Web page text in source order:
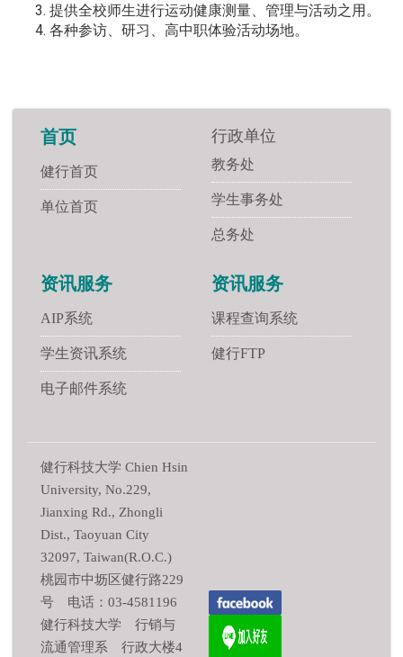
提供全校师生进行运动健康测量、管理与活动之用。
各种参访、研习、高中职体验活动场地。
首页
健行首页
单位首页
行政单位
教务处
学生事务处
总务处
资讯服务
AIP系统
学生资讯系统
电子邮件系统
资讯服务
课程查询系统
健行FTP
健行科技大学 Chien Hsin
University, No.229,
Jianxing Rd., Zhongli
Dist., Taoyuan City
32097, Taiwan(R.O.C.)
桃园市中坜区健行路229
号 电话：03-4581196
健行科技大学 行销与
流通管理系 行政大楼4